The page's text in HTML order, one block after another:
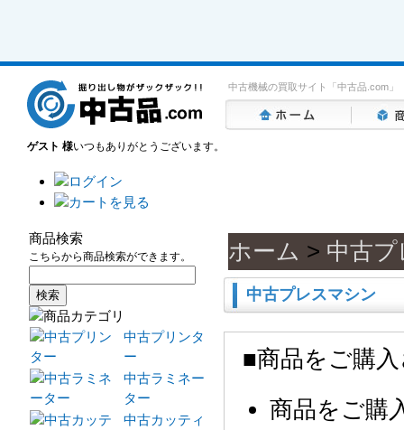
中古機械の買取サイト「中古品.com」
ゲスト 様いつもありがとうございます。
ホーム > 中古
中古プレスマシン
■商品をご購
商品をご購
商品検索
こちらから商品検索ができます。
中古プリンタ
ー
中古ラミネー
ター
中古カッティ